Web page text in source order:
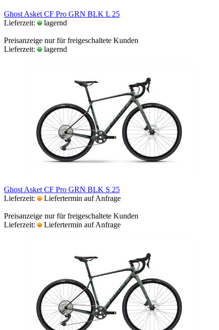
Ghost Asket CF Pro GRN BLK L 25
Lieferzeit:
lagernd
Preisanzeige nur für freigeschaltete Kunden
Lieferzeit:
lagernd
Ghost Asket CF Pro GRN BLK S 25
Lieferzeit:
Liefertermin auf Anfrage
Preisanzeige nur für freigeschaltete Kunden
Lieferzeit:
Liefertermin auf Anfrage